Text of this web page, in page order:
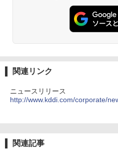
関連リンク
ニュースリリース
http://www.kddi.com/corporate/
関連記事